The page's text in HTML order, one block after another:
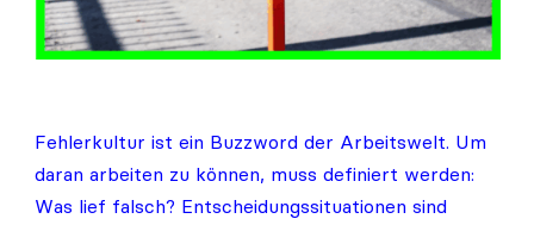
Fehlerkultur ist ein Buzzword der Arbeitswelt. Um
daran arbeiten zu können, muss definiert werden:
Was lief falsch? Entscheidungssituationen sind